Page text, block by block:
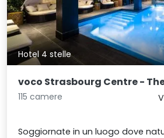
Hotel 4 stelle
voco Strasbourg Centre -
115 camere
Soggiornate in un luogo dove